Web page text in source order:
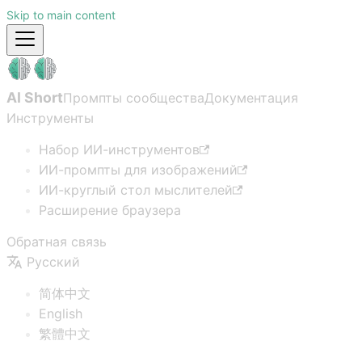
Skip to main content
AI ShortПромпты сообществаДокументация
Инструменты
Набор ИИ-инструментов
ИИ-промпты для изображений
ИИ-круглый стол мыслителей
Расширение браузера
Обратная связь
Русский
简体中文
English
繁體中文